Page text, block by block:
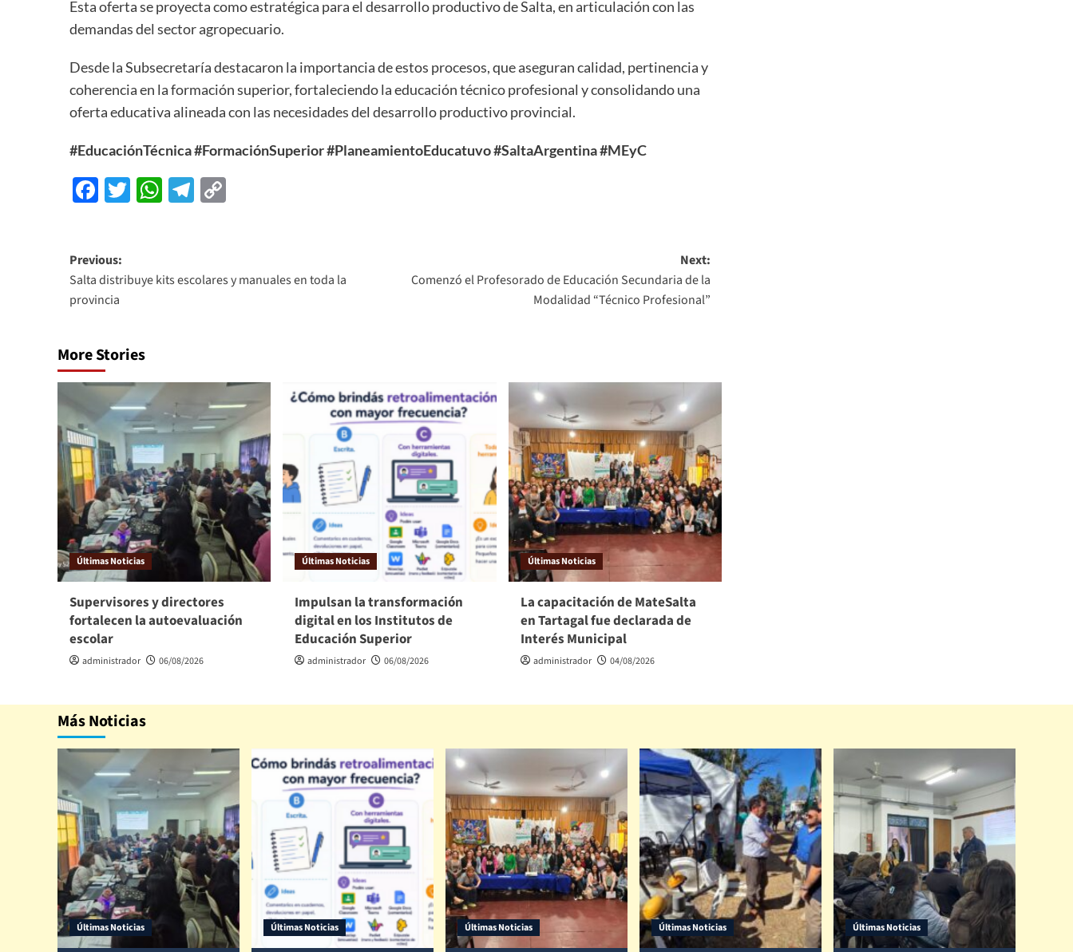
Esta oferta se proyecta como estratégica para el desarrollo productivo de Salta, en articulación con las
demandas del sector agropecuario.
Desde la Subsecretaría destacaron la importancia de estos procesos, que aseguran calidad, pertinencia y
coherencia en la formación superior, fortaleciendo la educación técnico profesional y consolidando una
oferta educativa alineada con las necesidades del desarrollo productivo provincial.
#EducaciónTécnica#FormaciónSuperior#PlaneamientoEducatuvo#SaltaArgentina#MEyC
Facebook
Twitter
WhatsApp
Telegram
Previous:
Salta distribuye kits escolares y manuales en toda la
provincia
Next:
Comenzó el Profesorado de Educación Secundaria de la
Modalidad “Técnico Profesional”
More Stories
Últimas Noticias
Supervisores y directores
fortalecen la autoevaluación
escolar
administrador 06/08/2026
Últimas Noticias
Impulsan la transformación
digital en los Institutos de
Educación Superior
administrador 06/08/2026
Últimas Noticias
La capacitación de MateSalta
en Tartagal fue declarada de
Interés Municipal
administrador 04/08/2026
Más Noticias
Últimas Noticias Últimas Noticias Últimas Noticias Últimas Noticias Últimas Noticias